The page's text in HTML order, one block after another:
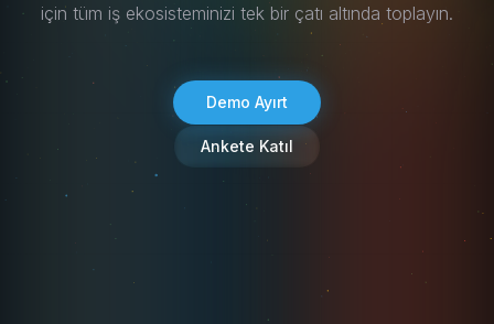
için tüm iş ekosisteminizi tek bir çatı altında toplayın.
Demo Ayırt
Ankete Katıl